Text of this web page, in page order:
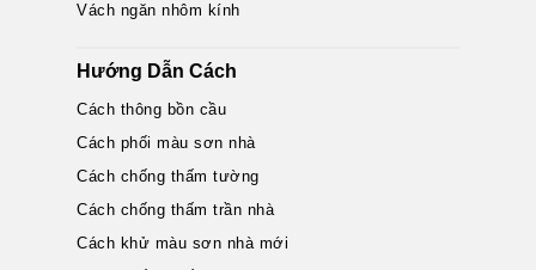
Vách ngăn nhôm kính
Hướng Dẫn Cách
Cách thông bồn cầu
Cách phối màu sơn nhà
Cách chống thấm tường
Cách chống thấm trần nhà
Cách khử màu sơn nhà mới